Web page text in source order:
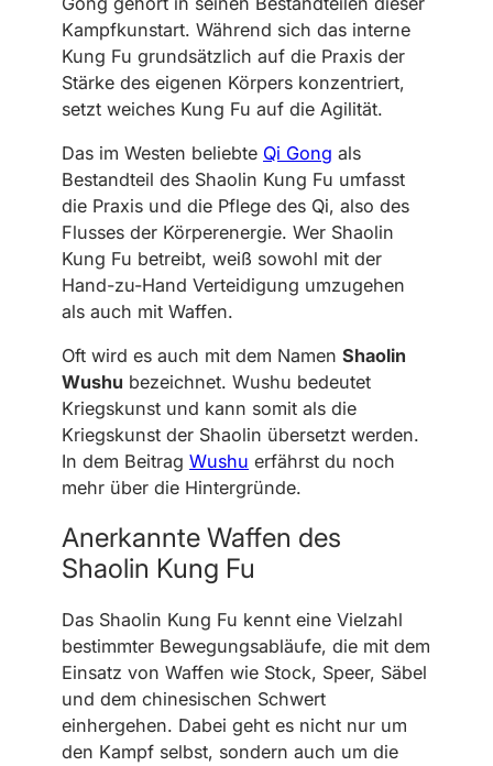
Kampfkunstart. Während sich das interne
Kung Fu grundsätzlich auf die Praxis der
Stärke des eigenen Körpers konzentriert,
setzt weiches Kung Fu auf die Agilität.
Das im Westen beliebte Qi Gong als
Bestandteil des Shaolin Kung Fu umfasst
die Praxis und die Pflege des Qi, also des
Flusses der Körperenergie. Wer Shaolin
Kung Fu betreibt, weiß sowohl mit der
Hand-zu-Hand Verteidigung umzugehen
als auch mit Waffen.
Oft wird es auch mit dem Namen Shaolin
Wushu bezeichnet. Wushu bedeutet
Kriegskunst und kann somit als die
Kriegskunst der Shaolin übersetzt werden.
In dem Beitrag Wushu erfährst du noch
mehr über die Hintergründe.
Anerkannte Waffen des
Shaolin Kung Fu
Das Shaolin Kung Fu kennt eine Vielzahl
bestimmter Bewegungsabläufe, die mit dem
Einsatz von Waffen wie Stock, Speer, Säbel
und dem chinesischen Schwert
einhergehen. Dabei geht es nicht nur um
den Kampf selbst, sondern auch um die